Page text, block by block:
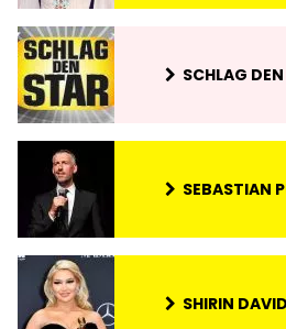
SCHLAG
SEBASTIAN
SHIRIN DAVID